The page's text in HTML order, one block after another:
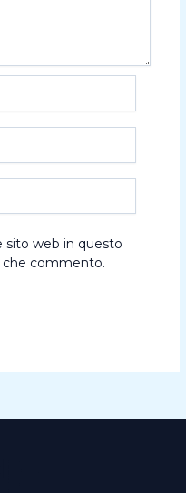
sito web in questo
che commento.